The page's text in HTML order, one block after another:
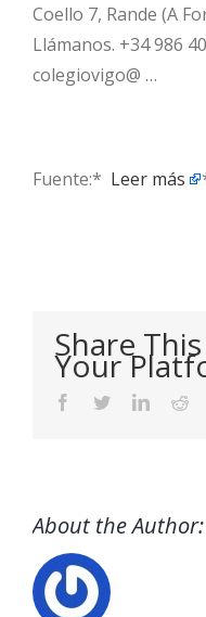
Coello 7, Rande (A
Llámanos. +34 986
colegiovigo@ …
Fuente:* ​ Leer más
Share
Your
Facebook
Twitter
About the